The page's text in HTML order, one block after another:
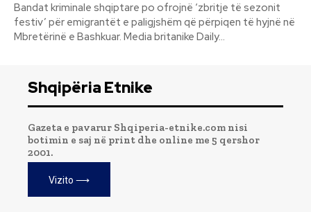
Bandat kriminale shqiptare po ofrojnë ‘zbritje të sezonit
festiv’ për emigrantët e paligjshëm që përpiqen të hyjnë në
Mbretërinë e Bashkuar. Media britanike Daily...
Shqipëria Etnike
Gazeta e pavarur Shqiperia-etnike.com nisi
botimin e saj në print dhe online me 5 qershor
2001.
Vizito ⟶